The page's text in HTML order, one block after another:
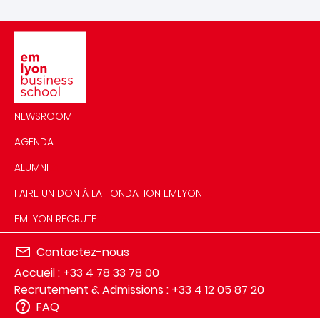
NEWSROOM
AGENDA
ALUMNI
FAIRE UN DON À LA FONDATION EMLYON
EMLYON RECRUTE
Contactez-nous
Accueil : +33 4 78 33 78 00
Recrutement & Admissions : +33 4 12 05 87 20
FAQ